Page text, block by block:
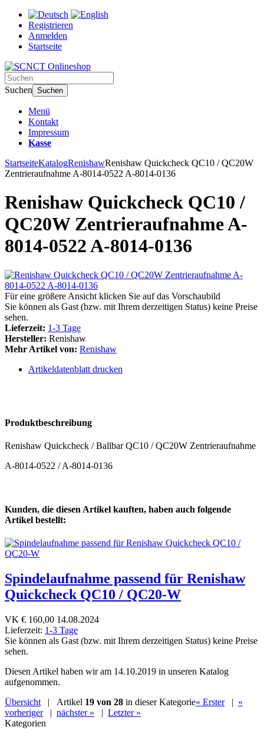
Registrieren
Anmelden
Startseite
Suchen Suchen
Menü
Kontakt
Impressum
Kasse
StartseiteKatalogRenishawRenishaw Quickcheck QC10 / QC20W
Zentrieraufnahme A-8014-0522 A-8014-0136
Renishaw Quickcheck QC10 /
QC20W Zentrieraufnahme A-
8014-0522 A-8014-0136
Für eine größere Ansicht klicken Sie auf das Vorschaubild
Sie können als Gast (bzw. mit Ihrem derzeitigen Status) keine Preise
sehen.
Lieferzeit: 1-3 Tage
Hersteller: Renishaw
Mehr Artikel von: Renishaw
Artikeldatenblatt drucken
Produktbeschreibung
Renishaw Quickcheck / Ballbar QC10 / QC20W Zentrieraufnahme
A-8014-0522 / A-8014-0136
Kunden, die diesen Artikel kauften, haben auch folgende
Artikel bestellt:
Spindelaufnahme passend für Renishaw
Quickcheck QC10 / QC20-W
VK € 160,00 14.08.2024
Lieferzeit: 1-3 Tage
Sie können als Gast (bzw. mit Ihrem derzeitigen Status) keine Preise
sehen.
Diesen Artikel haben wir am 14.10.2019 in unseren Katalog
aufgenommen.
Übersicht | Artikel 19 von 28 in dieser Kategorie« Erster| «
vorheriger| nächster » | Letzter »
Kategorien